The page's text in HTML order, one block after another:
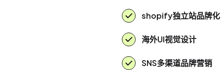
shopify独立站品牌化
海外UI视觉设计
SNS多渠道品牌营销